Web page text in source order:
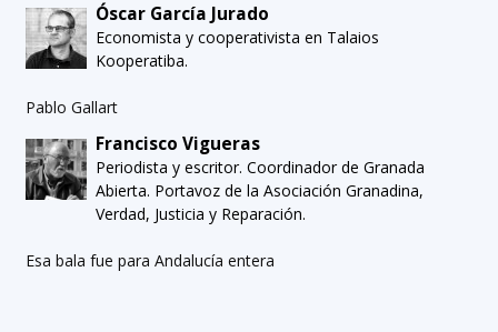
Óscar García Jurado
Economista y cooperativista en Talaios
Kooperatiba.
Pablo Gallart
Francisco Vigueras
Periodista y escritor. Coordinador de Granada
Abierta. Portavoz de la Asociación Granadina,
Verdad, Justicia y Reparación.
Esa bala fue para Andalucía entera